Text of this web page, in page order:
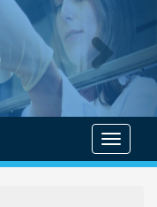
menu